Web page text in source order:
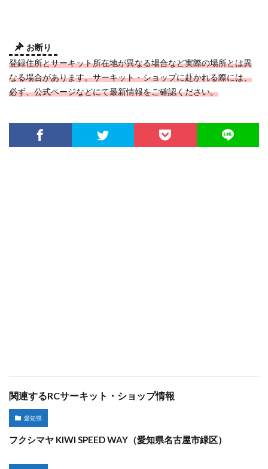
お断り
登録住所とサーキット所在地が異なる場合など実際の場所とは異
なる場合があります。サーキット・ショップに赴かれる際には、
必ず、公式ページなどにて最新情報をご確認ください。
関連するRCサーキット・ショップ情報
愛知県
フクシマヤ KIWI SPEED WAY（愛知県名古屋市緑区）